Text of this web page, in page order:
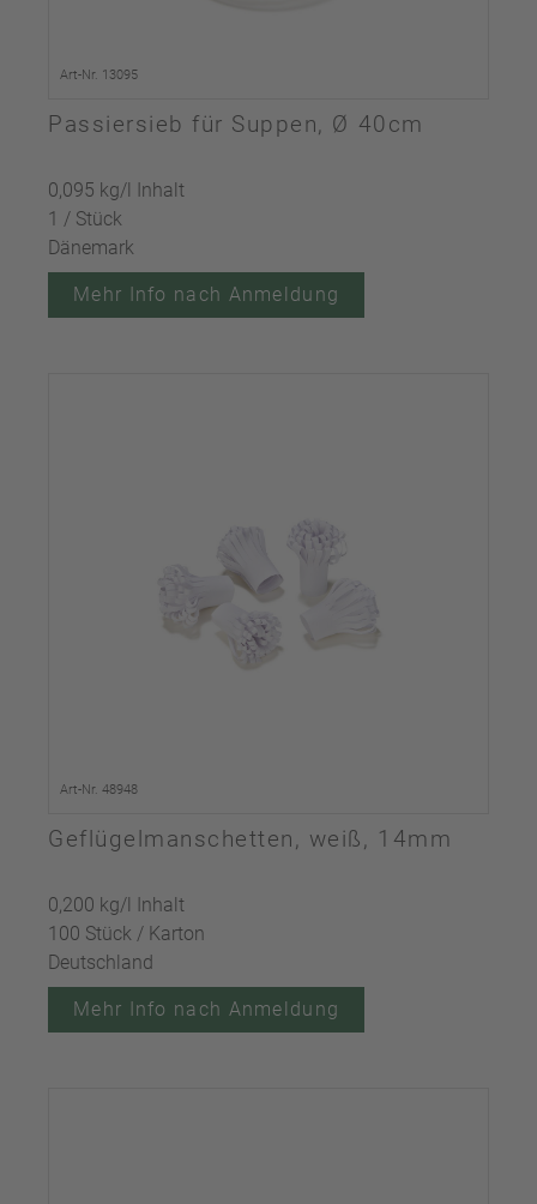
Art-Nr. 13095
Passiersieb für Suppen, Ø 40cm
0,095 kg/l Inhalt
1 / Stück
Dänemark
Mehr Info nach Anmeldung
Art-Nr. 48948
Geflügelmanschetten, weiß, 14mm
0,200 kg/l Inhalt
100 Stück / Karton
Deutschland
Mehr Info nach Anmeldung